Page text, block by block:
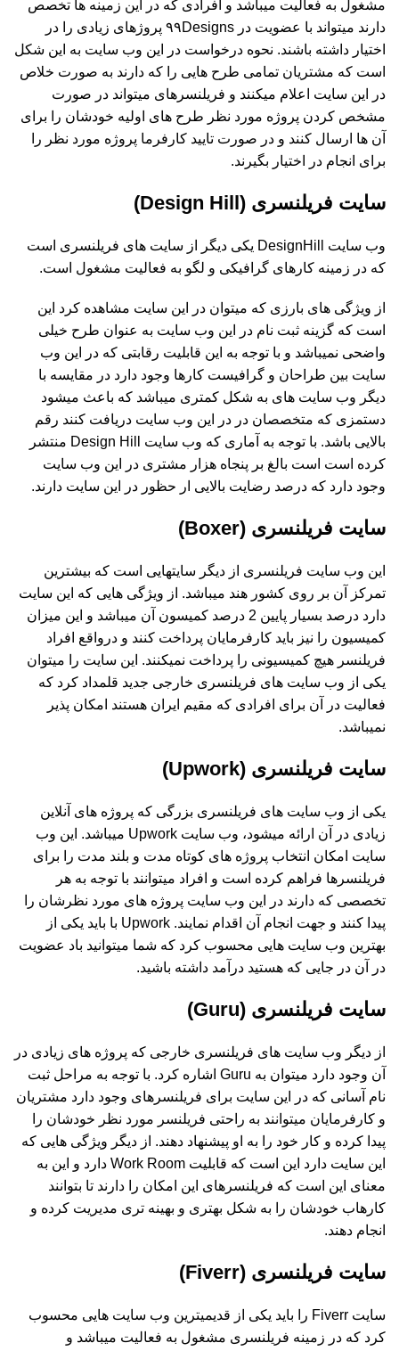
مشغول به فعالیت میباشد و افرادی که در این زمینه ها تخصص
دارند میتواند با عضویت در ۹۹Designs پروژهای زیادی را در
اختیار داشته باشند. نحوه درخواست در این وب سایت به این شکل
است که مشتریان تمامی طرح هایی را که دارند به صورت خلاص
در این سایت اعلام میکنند و فریلنسرهای میتواند در صورت
مشخص کردن پروژه مورد نظر طرح های اولیه خودشان را برای
آن ها ارسال کنند و در صورت تایید کارفرما پروژه مورد نظر را
برای انجام در اختیار بگیرند.
سایت فریلنسری (Design Hill)
وب سایت DesignHill یکی دیگر از سایت های فریلنسری است
که در زمینه کارهای گرافیکی و لگو به فعالیت مشغول است.
از ویژگی های بارزی که میتوان در این سایت مشاهده کرد این
است که گزینه ثبت نام در این وب سایت به عنوان طرح خیلی
واضحی نمیباشد و با توجه به این قابلیت رقابتی که در این وب
سایت بین طراحان و گرافیست کارها وجود دارد در مقایسه با
دیگر وب سایت های به شکل کمتری میباشد که باعث میشود
دستمزی که متخصصان در در این وب سایت دریافت کنند رقم
بالایی باشد. با توجه به آماری که وب سایت Design Hill منتشر
کرده است است بالغ بر پنجاه هزار مشتری در این وب سایت
وجود دارد که درصد رضایت بالایی ار حظور در این سایت دارند.
سایت فریلنسری (Boxer)
این وب سایت فریلنسری از دیگر سایتهایی است که بیشترین
تمرکز آن بر روی کشور هند میباشد. از ویژگی هایی که این سایت
دارد درصد بسیار پایین 2 درصد کمیسون آن میباشد و این میزان
کمیسیون را نیز باید کارفرمایان پرداخت کنند و درواقع افراد
فریلنسر هیچ کمیسیونی را پرداخت نمیکنند. این سایت را میتوان
یکی از وب سایت های فریلنسری خارجی جدید قلمداد کرد که
فعالیت در آن برای افرادی که مقیم ایران هستند امکان پذیر
نمیباشد.
سایت فریلنسری (Upwork)
یکی از وب سایت های فریلنسری بزرگی که پروژه های آنلاین
زیادی در آن ارائه میشود، وب سایت Upwork میباشد. این وب
سایت امکان انتخاب پروژه های کوتاه مدت و بلند مدت را برای
فریلنسرها فراهم کرده است و افراد میتوانند با توجه به هر
تخصصی که دارند در این وب سایت پروژه های مورد نظرشان را
پیدا کنند و جهت انجام آن اقدام نمایند. Upwork با باید یکی از
بهترین وب سایت هایی محسوب کرد که شما میتوانید باد عضویت
در آن در جایی که هستید درآمد داشته باشید.
سایت فریلنسری (Guru)
از دیگر وب سایت های فریلنسری خارجی که پروژه های زیادی در
آن وجود دارد میتوان به Guru اشاره کرد. با توجه به مراحل ثبت
نام آسانی که در این سایت برای فریلنسرهای وجود دارد مشتریان
و کارفرمایان میتوانند به راحتی فریلنسر مورد نظر خودشان را
پیدا کرده و کار خود را به او پیشنهاد دهند. از دیگر ویژگی هایی که
این سایت دارد این است که قابلیت Work Room دارد و این به
معنای این است که فریلنسرهای این امکان را دارند تا بتوانند
کارهاب خودشان را به شکل بهتری و بهینه تری مدیریت کرده و
انجام دهند.
سایت فریلنسری (Fiverr)
سایت Fiverr را باید یکی از قدیمیترین وب سایت هایی محسوب
کرد که در زمینه فریلنسری مشغول به فعالیت میباشد و